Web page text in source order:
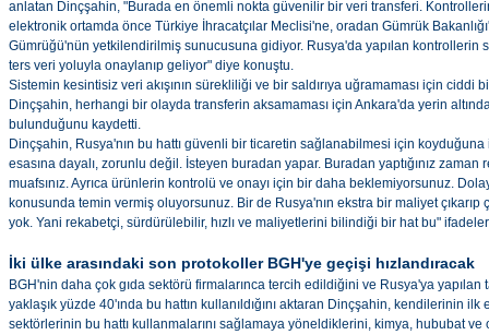
anlatan Dinçşahin, "Burada en önemli nokta güvenilir bir veri transferi.
elektronik ortamda önce Türkiye İhracatçılar Meclisi'ne, oradan Gümrük
Gümrüğü'nün yetkilendirilmiş sunucusuna gidiyor. Rusya'da yapılan kontrollerin
ters veri yoluyla onaylanıp geliyor" diye konuştu.
Sistemin kesintisiz veri akışının sürekliliği ve bir saldırıya uğramaması için ciddi
Dinçşahin, herhangi bir olayda transferin aksamaması için Ankara'da yerin
bulunduğunu kaydetti.
Dinçşahin, Rusya'nın bu hattı güvenli bir ticaretin sağlanabilmesi için
esasına dayalı, zorunlu değil. İsteyen buradan yapar. Buradan yaptığınız zaman
muafsınız. Ayrıca ürünlerin kontrolü ve onayı için bir daha beklemiyorsunuz.
konusunda temin vermiş oluyorsunuz. Bir de Rusya'nın ekstra bir maliyet çıkarıp
yok. Yani rekabetçi, sürdürülebilir, hızlı ve maliyetlerini bilindiği bir hat bu"
İki ülke arasındaki son protokoller BGH'ye geçişi hızlandıracak
BGH'nin daha çok gıda sektörü firmalarınca tercih edildiğini ve Rusya'ya yapılan
yaklaşık yüzde 40'ında bu hattın kullanıldığını aktaran Dinçşahin, kendilerinin ilk
sektörlerinin bu hattı kullanmalarını sağlamaya yöneldiklerini, kimya, hububat